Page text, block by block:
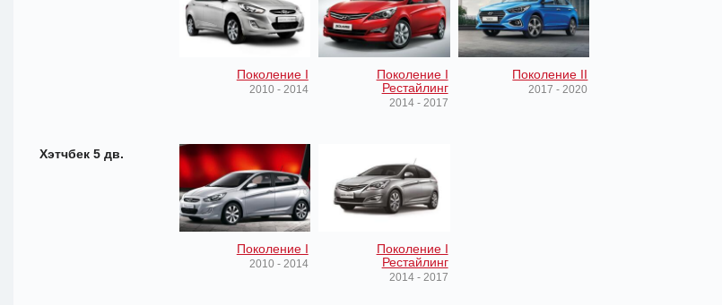
Поколение I
2010 - 2014
Поколение I
Рестайлинг
2014 - 2017
Поколение II
2017 - 2020
Хэтчбек 5 дв.
Поколение I
2010 - 2014
Поколение I
Рестайлинг
2014 - 2017